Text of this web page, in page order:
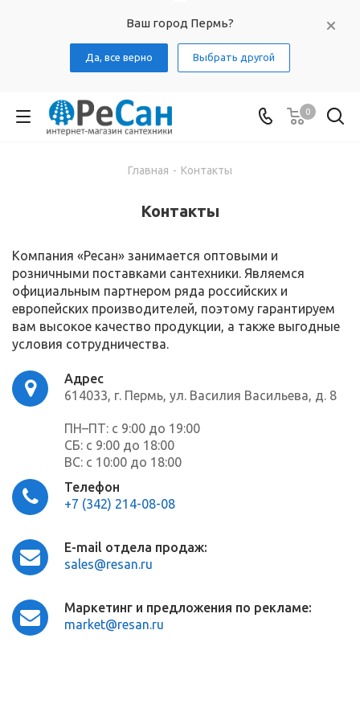
Ваш город Пермь?
Да, все верно Выбрать другой
0
Главная - Контакты
Контакты
Компания «Ресан» занимается оптовыми и
розничными поставками сантехники. Являемся
официальным партнером ряда российских и
европейских производителей, поэтому гарантируем
вам высокое качество продукции, а также выгодные
условия сотрудничества.
Адрес
614033, г. Пермь, ул. Василия Васильева, д. 8
ПН–ПТ: с 9:00 до 19:00
СБ: с 9:00 до 18:00
ВС: с 10:00 до 18:00
Телефон
+7 (342) 214-08-08
E-mail отдела продаж:
sales@resan.ru
Маркетинг и предложения по рекламе:
market@resan.ru